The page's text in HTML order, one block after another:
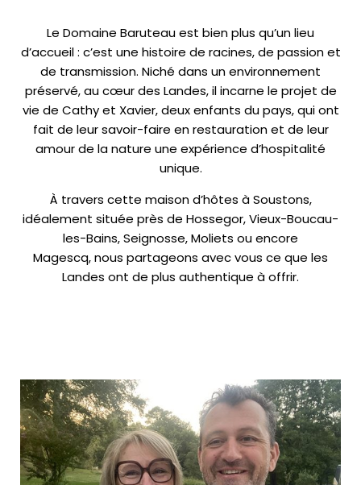
Le Domaine Baruteau est bien plus qu’un lieu
d’accueil : c’est une histoire de racines, de passion et
de transmission. Niché dans un environnement
préservé, au cœur des Landes, il incarne le projet de
vie de Cathy et Xavier, deux enfants du pays, qui ont
fait de leur savoir-faire en restauration et de leur
amour de la nature une expérience d’hospitalité
unique.
À travers cette maison d’hôtes à Soustons,
idéalement située près de Hossegor, Vieux-Boucau-
les-Bains, Seignosse, Moliets ou encore
Magescq,nous partageons avec vous ce que les
Landes ont de plus authentique à offrir.